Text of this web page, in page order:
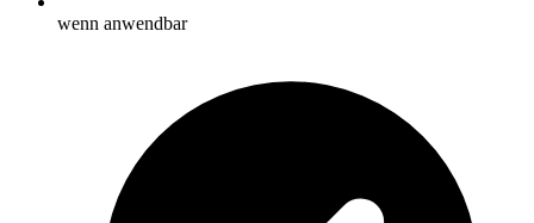
wenn anwendbar